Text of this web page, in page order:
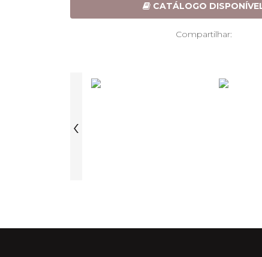
CATÁLOGO
Compartilhar:
‹